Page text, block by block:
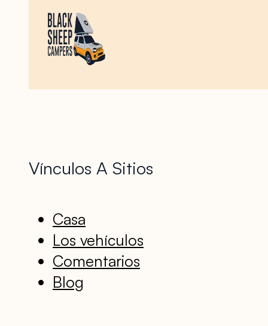
Vínculos A Sitios
Casa
Los vehículos
Comentarios
Blog